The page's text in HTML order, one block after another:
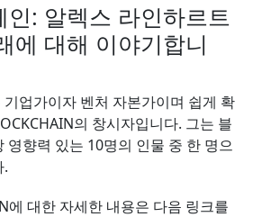
인: 알렉스 라인하르트
에 대해 이야기합니
업가이자 벤처 자본가이며 쉽게 확
의 창시자입니다. 그는 블
영향력 있는 10명의 인물 중 한 명으
.
에 대한 자세한 내용은 다음 링크를